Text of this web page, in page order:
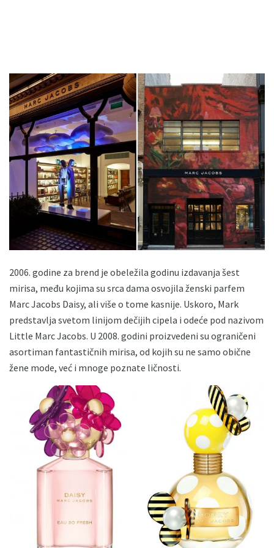
2006. godine za brend je obeležila godinu izdavanja šest
mirisa, među kojima su srca dama osvojila ženski parfem
Marc Jacobs Daisy, ali više o tome kasnije. Uskoro, Mark
predstavlja svetom linijom dečijih cipela i odeće pod nazivom
Little Marc Jacobs. U 2008. godini proizvedeni su ograničeni
asortiman fantastičnih mirisa, od kojih su ne samo obične
žene mode, već i mnoge poznate ličnosti.